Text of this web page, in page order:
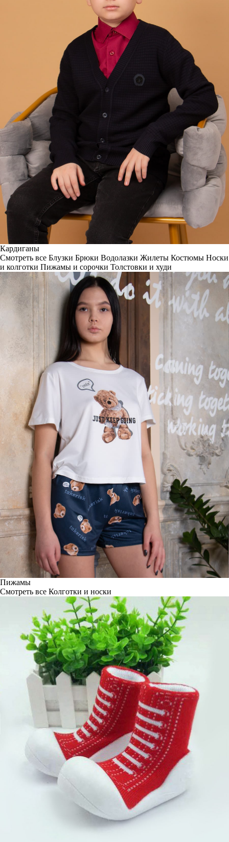
Кардиганы
Смотреть все Блузки Брюки Водолазки Жилеты Костюмы Носки
и колготки Пижамы и сорочки Толстовки и худи
Пижамы
Смотреть все Колготки и носки